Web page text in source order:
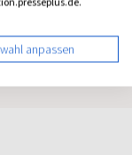
4,63
anpassen